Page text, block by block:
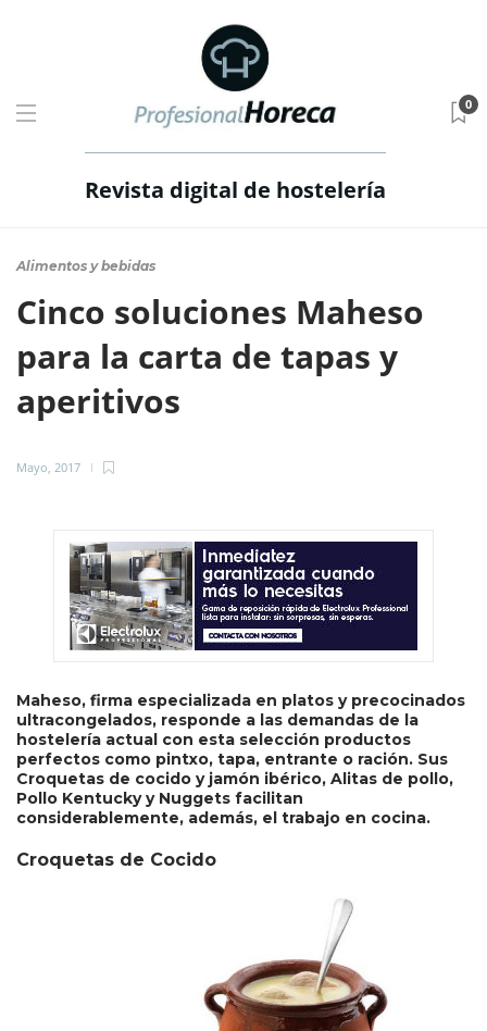
Revista digital de hostelería
0
Alimentos y bebidas
Cinco soluciones Maheso
para la carta de tapas y
aperitivos
Mayo, 2017
Maheso, firma especializada en platos y precocinados
ultracongelados, responde a las demandas de la
hostelería actual con esta selección productos
perfectos como pintxo, tapa, entrante o ración. Sus
Croquetas de cocido y jamón ibérico, Alitas de pollo,
Pollo Kentucky y Nuggets facilitan
considerablemente, además, el trabajo en cocina.
Croquetas de Cocido